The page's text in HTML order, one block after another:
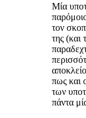
Μία
τον
της (και
πως και
των
πάντα